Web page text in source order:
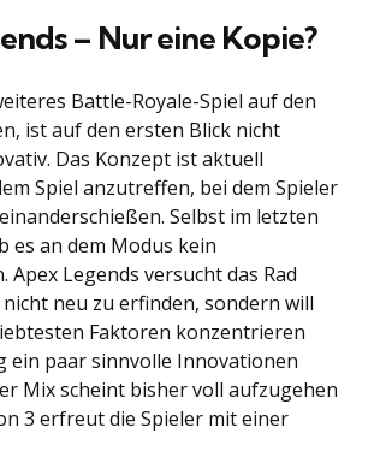
– Nur eine Kopie?
Battle-Royale-Spiel auf den
ist auf den ersten Blick nicht
Das Konzept ist aktuell
Spiel anzutreffen, bei dem Spieler
Selbst im letzten
es an dem Modus kein
Apex Legends versucht das Rad
neu zu erfinden, sondern will
Faktoren konzentrieren
ein paar sinnvolle Innovationen
Mix scheint bisher voll aufzugehen
3 erfreut die Spieler mit einer